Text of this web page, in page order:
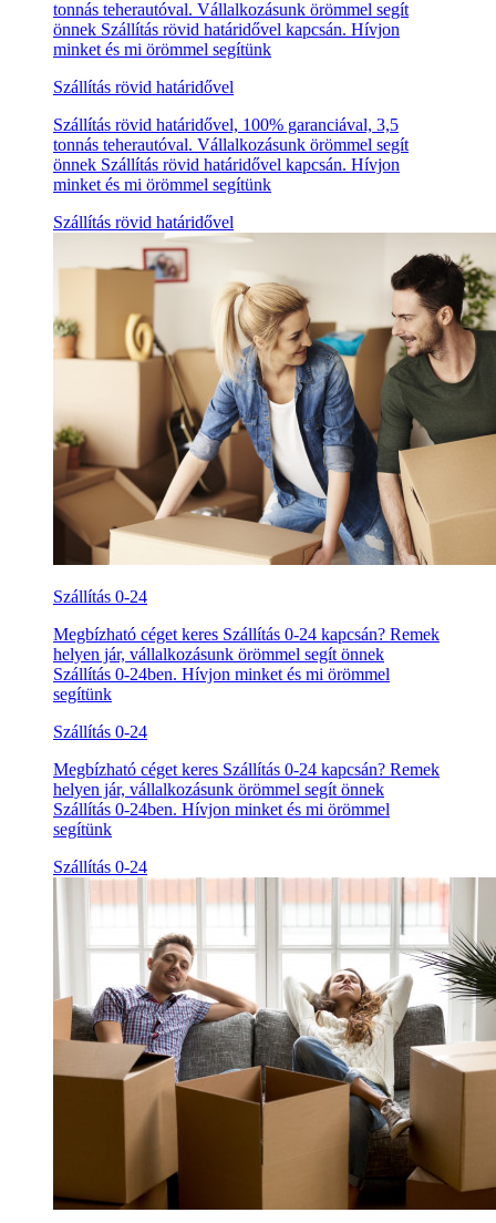
tonnás teherautóval. Vállalkozásunk örömmel segít
önnek Szállítás rövid határidővel kapcsán. Hívjon
minket és mi örömmel segítünk
Szállítás rövid határidővel
Szállítás rövid határidővel, 100% garanciával, 3,5
tonnás teherautóval. Vállalkozásunk örömmel segít
önnek Szállítás rövid határidővel kapcsán. Hívjon
minket és mi örömmel segítünk
Szállítás rövid határidővel
Szállítás 0-24
Megbízható céget keres Szállítás 0-24 kapcsán? Remek
helyen jár, vállalkozásunk örömmel segít önnek
Szállítás 0-24ben. Hívjon minket és mi örömmel
segítünk
Szállítás 0-24
Megbízható céget keres Szállítás 0-24 kapcsán? Remek
helyen jár, vállalkozásunk örömmel segít önnek
Szállítás 0-24ben. Hívjon minket és mi örömmel
segítünk
Szállítás 0-24